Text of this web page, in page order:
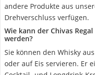
andere Produkte aus
Drehverschluss verfügen.
Wie kann der Chivas
werden?
Sie können den Whisky
oder auf Eis servieren. Er